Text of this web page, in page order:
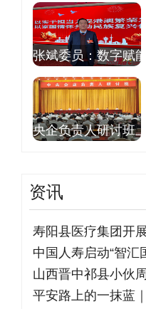
张斌委员：数字赋能
央企负责人研讨班上
资讯
寿阳县医疗集团开
中国人寿启动“智汇
山西晋中祁县小伙